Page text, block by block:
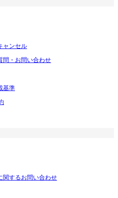
ャンセル
問・お問い合わせ
基準
関するお問い合わせ